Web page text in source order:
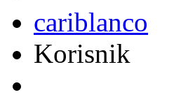
cariblanco
Korisnik